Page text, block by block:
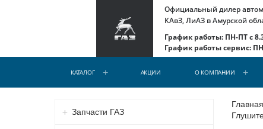
Официальный дилер
КАвЗ, ЛиАЗ в Амурской
График работы: ПН-ПТ с
График работы сервис:
КАТАЛОГ АКЦИИ О КОМПАНИИ
Главная
Запчасти ГАЗ